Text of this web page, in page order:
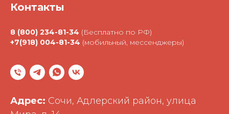
Контакты
8 (800) 234-81-34 (Бесплатно по РФ)
+7(918) 004-81-34 (мобильный, мессенджеры)
Адрес: Сочи, Адлерский район, улица